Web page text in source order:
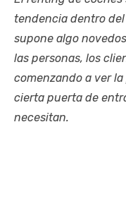
tendencia dentro
supone algo
las personas, los
comenzando a ver
cierta puerta de
necesitan.